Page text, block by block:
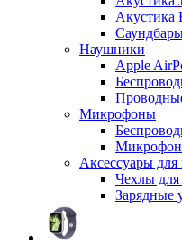
Акустика
Наушники
Apple
Микрофоны
Аксессуары
Чехлы
Зарядные